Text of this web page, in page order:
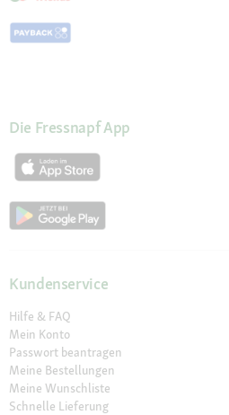
Die Fressnapf App
Kundenservice
Hilfe & FAQ
Mein Konto
Passwort beantragen
Meine Bestellungen
Meine Wunschliste
Schnelle Lieferung